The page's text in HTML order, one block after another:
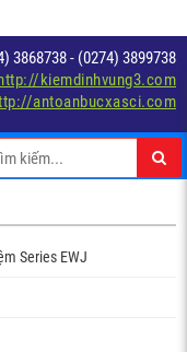
3868738 - (0274) 3899738
kiemdinhvung3.com
antoanbucxasci.com
Series EWJ